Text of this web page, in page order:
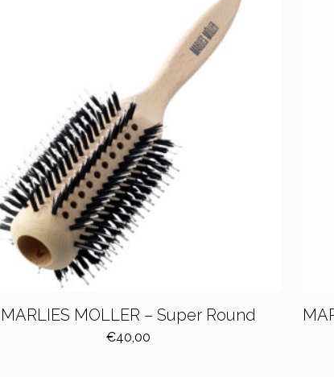
MARLIES MOLLER – Super Round
€40,00